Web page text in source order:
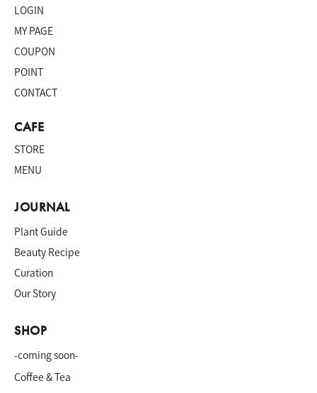
LOGIN
MY PAGE
COUPON
POINT
CONTACT
CAFE
STORE
MENU
JOURNAL
Plant Guide
Beauty Recipe
Curation
Our Story
SHOP
-coming soon-
Coffee & Tea